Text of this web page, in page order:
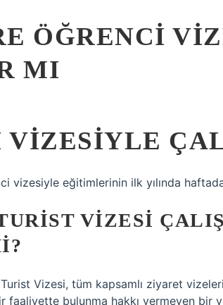
ÖĞRENCI
MI
VIZESIYLE
vizesiyle eğitimlerinin ilk yılında
VIZESI
Vizesi, tüm kapsamlı ziyaret
faaliyette bulunma hakkı vermeyen bir